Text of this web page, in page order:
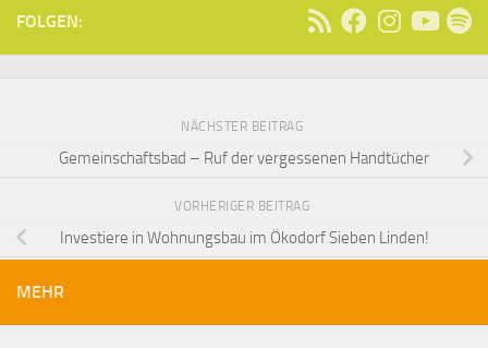
FOLGEN:
NÄCHSTER BEITRAG
Gemeinschaftsbad – Ruf der vergessenen Handtücher
VORHERIGER BEITRAG
Investiere in Wohnungsbau im Ökodorf Sieben Linden!
MEHR